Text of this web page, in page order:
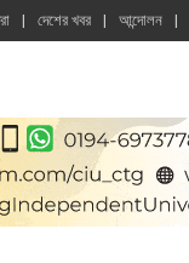
দেশের খবর আন্দোলন